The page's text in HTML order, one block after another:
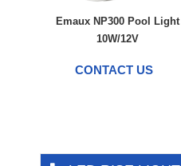
Emaux NP300 Pool Light
10W/12V
CONTACT US